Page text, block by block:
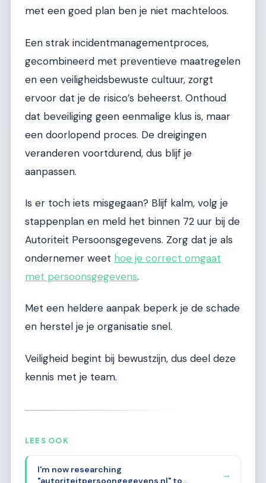
met een goed plan ben je niet machteloos.
Een strak incidentmanagementproces,
gecombineerd met preventieve maatregelen
en een veiligheidsbewuste cultuur, zorgt
ervoor dat je de risico’s beheerst. Onthoud
dat beveiliging geen eenmalige klus is, maar
een doorlopend proces. De dreigingen
veranderen voortdurend, dus blijf je
aanpassen.
Is er toch iets misgegaan? Blijf kalm, volg je
stappenplan en meld het binnen 72 uur bij de
Autoriteit Persoonsgegevens. Zorg dat je als
ondernemer weet hoe je correct omgaat
met persoonsgegevens.
Met een heldere aanpak beperk je de schade
en herstel je je organisatie snel.
Veiligheid begint bij bewustzijn, dus deel deze
kennis met je team.
LEES OOK
I'm now researching
"autoriteitpersoongegevens.nl" to
→